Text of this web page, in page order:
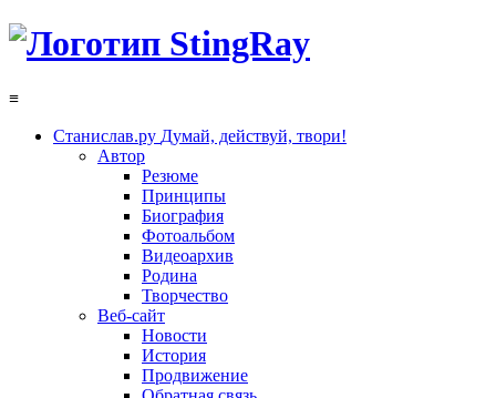
≡
Станислав.ру Думай, действуй, твори!
Автор
Резюме
Принципы
Биография
Фотоальбом
Видеоархив
Родина
Творчество
Веб-сайт
Новости
История
Продвижение